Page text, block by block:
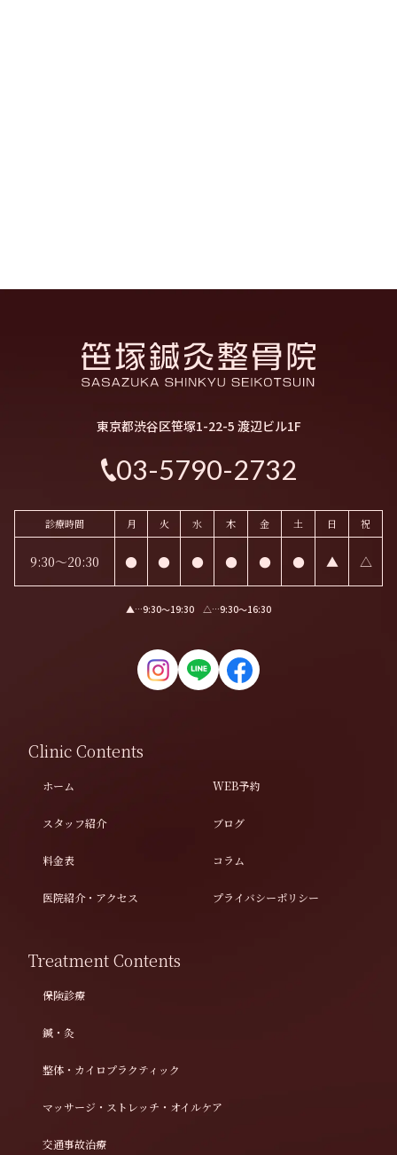
東京都渋谷区笹塚1-22-5 渡辺ビル1F
03-5790-2732
診療時間 月 火 水 木 金 土 日 祝
9:30～20:30 ● ● ● ● ● ● ▲ △
▲…9:30〜19:30 △…9:30〜16:30
Clinic Contents
ホーム
スタッフ紹介
料金表
医院紹介・アクセス
WEB予約
ブログ
コラム
プライバシーポリシー
Treatment Contents
保険診療
鍼・灸
整体・カイロプラクティック
マッサージ・ストレッチ・オイルケア
交通事故治療